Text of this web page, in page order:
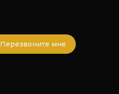
Перезвоните мне